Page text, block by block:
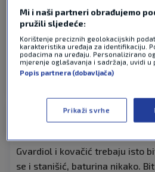
inovativan pristup za
Nema takvog trenera.
Osim stručnjaka Dalića.
Legenda.
Talični tom
Gvardiol i kovačić trebaju isto
se i stanišić, baturina nikako.
Mi i naši partneri obrađujemo
pružili sljedeće:
Korištenje preciznih geolokacijskih
karakteristika uređaja za identifikaciju.
podacima na uređaju. Personalizirano
mjerenje oglašavanja i sadržaja, uvidi u
Popis partnera (dobavljača)
Prikaži svrhe